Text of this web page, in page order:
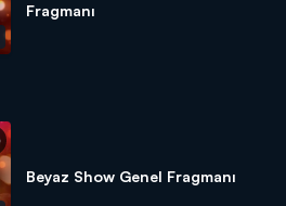
Fragmanı
Beyaz Show Genel Fragmanı